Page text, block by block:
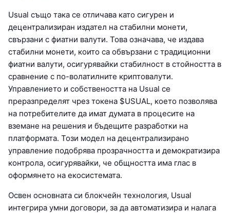
Usual също така се отличава като сигурен и
децентрализиран издател на стабилни монети,
свързани с фиатни валути. Това означава, че издава
стабилни монети, които са обвързани с традиционни
фиатни валути, осигурявайки стабилност в стойността в
сравнение с по-волатилните криптовалути.
Управлението и собствеността на Usual се
преразпределят чрез токена $USUAL, което позволява
на потребителите да имат думата в процесите на
вземане на решения и бъдещите разработки на
платформата. Този модел на децентрализирано
управление подобрява прозрачността и демократизира
контрола, осигурявайки, че общността има глас в
оформянето на екосистемата.
Освен основната си блокчейн технология, Usual
интегрира умни договори, за да автоматизира и налага